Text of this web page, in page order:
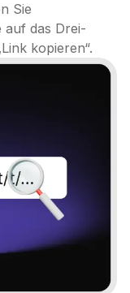
Sie
auf das Drei-
kopieren“.